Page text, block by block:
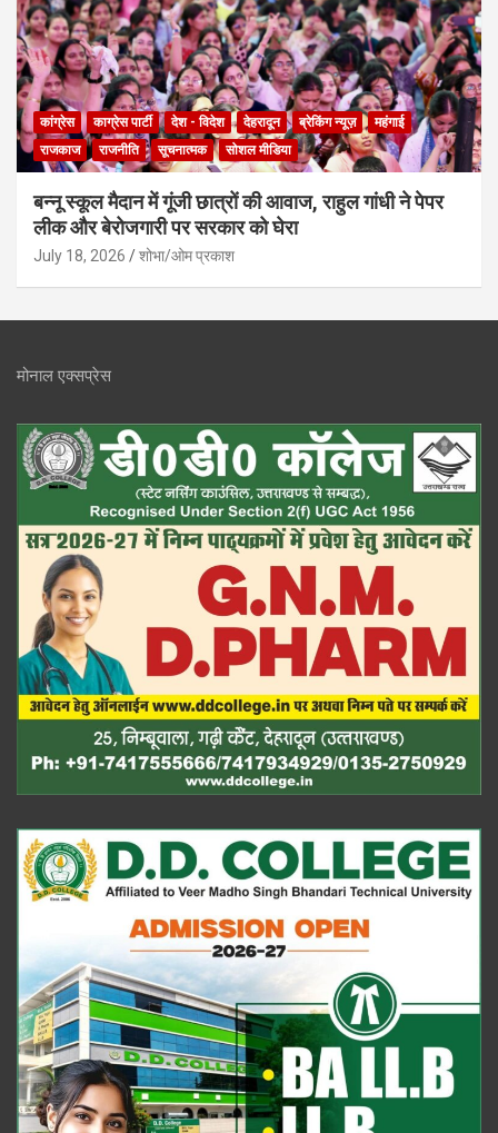
कांग्रेस काग्रेस पार्टी देश - विदेश देहरादून ब्रेकिंग न्यूज़
महंगाई
राजकाज
राजनीति सूचनात्मक सोशल मीडिया
बन्नू स्कूल मैदान में गूंजी छात्रों की आवाज, राहुल गांधी ने पेपर
लीक और बेरोजगारी पर सरकार को घेरा
July 18, 2026 शोभा/ओम प्रकाश
मोनाल एक्सप्रेस